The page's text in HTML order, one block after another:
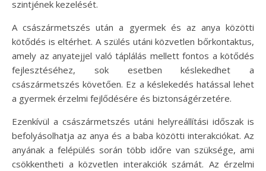
szintjének kezelését.
A császármetszés után a gyermek és az anya közötti
kötődés is eltérhet. A szülés utáni közvetlen bőrkontaktus,
amely az anyatejjel való táplálás mellett fontos a kötődés
fejlesztéséhez, sok esetben késlekedhet a
császármetszés követően. Ez a késlekedés hatással lehet
a gyermek érzelmi fejlődésére és biztonságérzetére.
Ezenkívül a császármetszés utáni helyreállítási időszak is
befolyásolhatja az anya és a baba közötti interakciókat. Az
anyának a felépülés során több időre van szüksége, ami
csökkentheti a közvetlen interakciók számát. Az érzelmi